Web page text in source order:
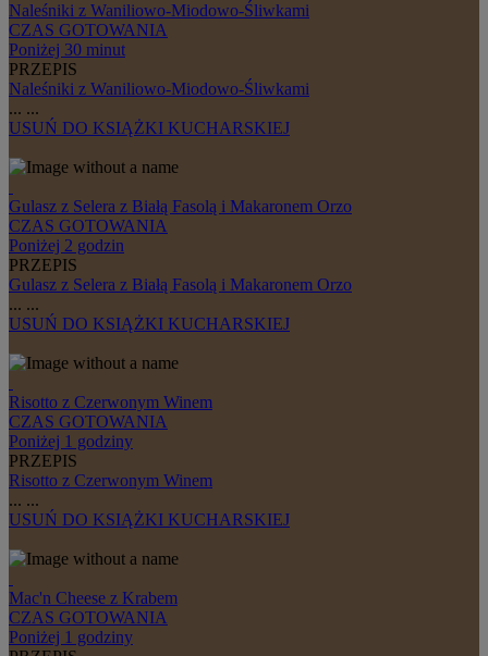
Naleśniki z Waniliowo-Miodowo-Śliwkami
CZAS GOTOWANIA
Poniżej 30 minut
PRZEPIS
Naleśniki z Waniliowo-Miodowo-Śliwkami
... ...
USUŃ DO KSIĄŻKI KUCHARSKIEJ
Gulasz z Selera z Białą Fasolą i Makaronem Orzo
CZAS GOTOWANIA
Poniżej 2 godzin
PRZEPIS
Gulasz z Selera z Białą Fasolą i Makaronem Orzo
... ...
USUŃ DO KSIĄŻKI KUCHARSKIEJ
Risotto z Czerwonym Winem
CZAS GOTOWANIA
Poniżej 1 godziny
PRZEPIS
Risotto z Czerwonym Winem
... ...
USUŃ DO KSIĄŻKI KUCHARSKIEJ
Mac'n Cheese z Krabem
CZAS GOTOWANIA
Poniżej 1 godziny